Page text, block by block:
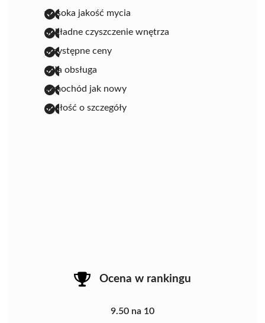
wysoka jakość mycia
dokładne czyszczenie wnętrza
przystępne ceny
miła obsługa
samochód jak nowy
dbałość o szczegóły
Ocena w rankingu
9.50 na 10